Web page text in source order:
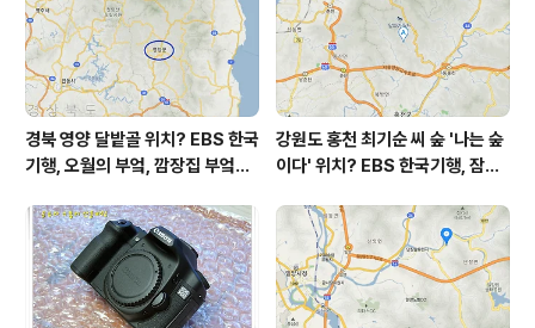
경북 영양 달밭골 위치? EBS 한국
기행, 오월의 부엌, 깜장집 부엌은
어디? / 경상북도 영양군 가볼 만
한 곳, 영양읍 상원리. KBS 인간극
장 임분노미 할머니
강원도 홍천 최기순 씨 숲 '나는 숲
이다' 위치? EBS 한국기행, 잠시
군 최기순 씨 캠핑장 펜션 어디? /
강원도 홍천군 가볼 만한 곳, (구)
까르돈, kbs 인간극장